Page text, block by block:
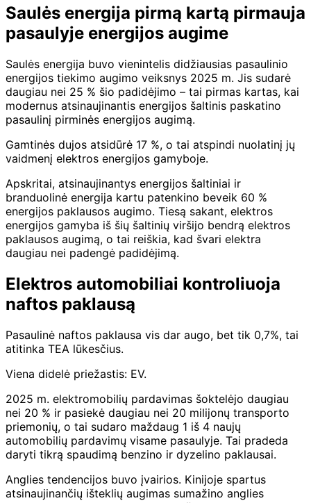
Saulės energija pirmą kartą pirmauja
pasaulyje energijos augime
Saulės energija buvo vienintelis didžiausias pasaulinio
energijos tiekimo augimo veiksnys 2025 m. Jis sudarė
daugiau nei 25 % šio padidėjimo – tai pirmas kartas, kai
modernus atsinaujinantis energijos šaltinis paskatino
pasaulinį pirminės energijos augimą.
Gamtinės dujos atsidūrė 17 %, o tai atspindi nuolatinį jų
vaidmenį elektros energijos gamyboje.
Apskritai, atsinaujinantys energijos šaltiniai ir
branduolinė energija kartu patenkino beveik 60 %
energijos paklausos augimo. Tiesą sakant, elektros
energijos gamyba iš šių šaltinių viršijo bendrą elektros
paklausos augimą, o tai reiškia, kad švari elektra
daugiau nei padengė padidėjimą.
Elektros automobiliai kontroliuoja
naftos paklausą
Pasaulinė naftos paklausa vis dar augo, bet tik 0,7%, tai
atitinka TEA lūkesčius.
Viena didelė priežastis: EV.
2025 m. elektromobilių pardavimas šoktelėjo daugiau
nei 20 % ir pasiekė daugiau nei 20 milijonų transporto
priemonių, o tai sudaro maždaug 1 iš 4 naujų
automobilių pardavimų visame pasaulyje. Tai pradeda
daryti tikrą spaudimą benzino ir dyzelino paklausai.
Anglies tendencijos buvo įvairios. Kinijoje spartus
atsinaujinančių išteklių augimas sumažino anglies